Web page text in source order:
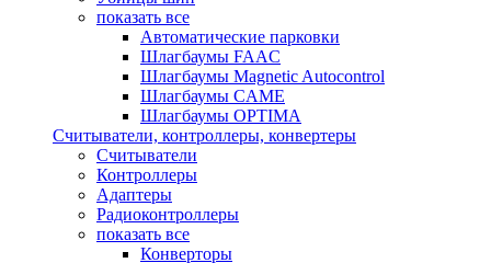
показать все
Автоматические парковки
Шлагбаумы FAAC
Шлагбаумы Magnetic Autocontrol
Шлагбаумы CAME
Шлагбаумы OPTIMA
Считыватели, контроллеры, конвертеры
Считыватели
Контроллеры
Адаптеры
Радиоконтроллеры
показать все
Конверторы